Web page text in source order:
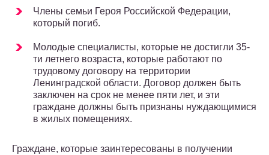
Члены семьи Героя Российской Федерации,
который погиб.
Молодые специалисты, которые не достигли 35-
ти летнего возраста, которые работают по
трудовому договору на территории
Ленинградской области. Договор должен быть
заключен на срок не менее пяти лет, и эти
граждане должны быть признаны нуждающимися
в жилых помещениях.
Граждане, которые заинтересованы в получении